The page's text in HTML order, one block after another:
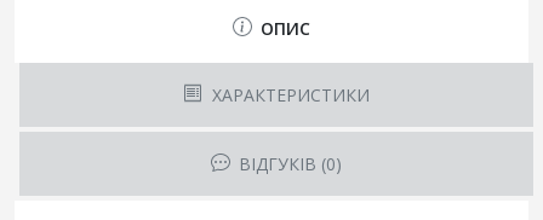
ОПИС
ХАРАКТЕРИСТИКИ
ВІДГУКІВ (0)